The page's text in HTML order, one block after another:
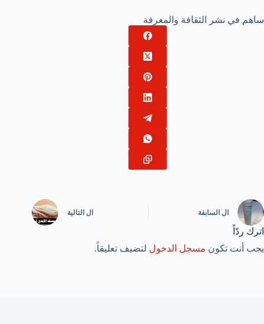
ساهم في نشر الثقافة والمعرفة
ال السابقة ال التالية
اترك ردّاً
يجب أنت تكون مسجل الدخول لتضيف تعليقاً.